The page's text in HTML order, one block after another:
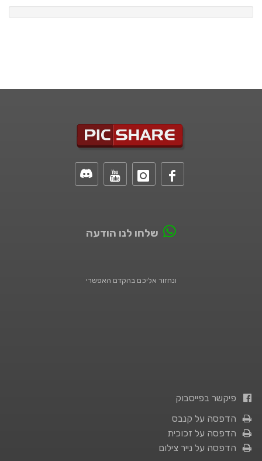
שלחו לנו הודעה
ונחזור אליכם בהקדם האפשרי
פיקשר בפייסבוק
הדפסה על קנבס
הדפסה על זכוכית
הדפסה על נייר צילום